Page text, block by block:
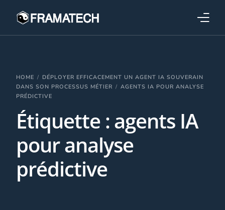
HOME
DÉPLOYER EFFICACEMENT UN AGENT IA SOUVERAIN
DANS SON PROCESSUS MÉTIER
AGENTS IA POUR ANALYSE
PRÉDICTIVE
Étiquette :agents IA
pour analyse
prédictive
Formations
Stratégies industrielles